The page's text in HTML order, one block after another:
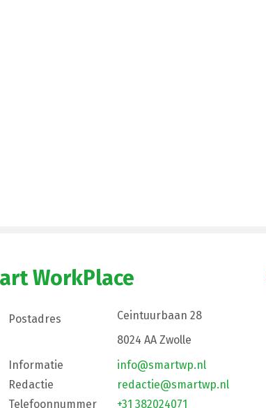
WorkPlace
Postadres
Ceintuurbaan 28
8024 AA Zwolle
Informatie
info@smartwp.nl
Redactie
redactie@smartwp.nl
Telefoonnummer
+31 382024071